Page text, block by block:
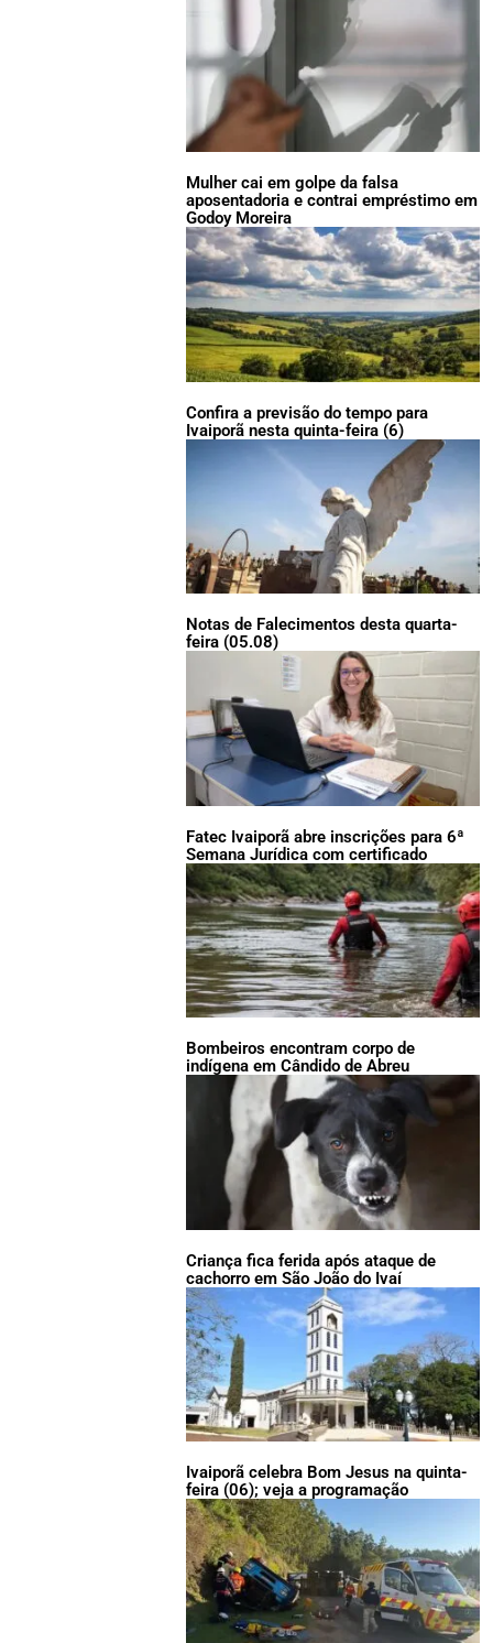
Mulher cai em golpe da falsa
aposentadoria e contrai empréstimo em
Godoy Moreira
Confira a previsão do tempo para
Ivaiporã nesta quinta-feira (6)
Notas de Falecimentos desta quarta-
feira (05.08)
Fatec Ivaiporã abre inscrições para 6ª
Semana Jurídica com certificado
Bombeiros encontram corpo de
indígena em Cândido de Abreu
Criança fica ferida após ataque de
cachorro em São João do Ivaí
Ivaiporã celebra Bom Jesus na quinta-
feira (06); veja a programação